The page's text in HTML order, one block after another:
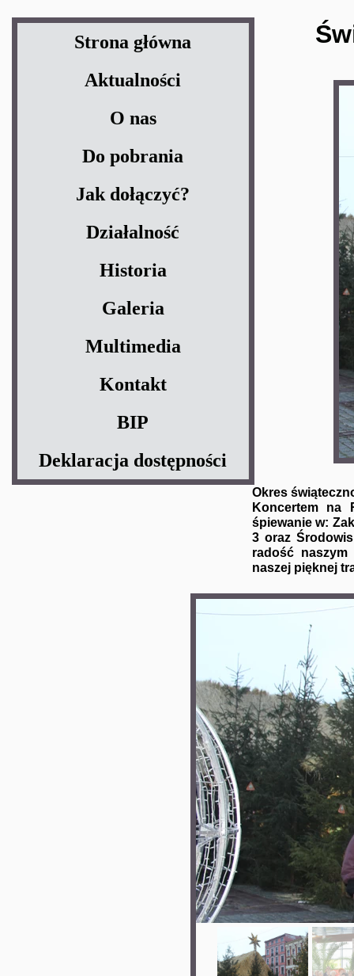
Okres
Koncertem na
śpiewanie w:
3 oraz
radość naszym
naszej pięknej
Strona główna
Aktualności
O nas
Do pobrania
Jak dołączyć?
Działalność
Historia
Galeria
Multimedia
Kontakt
BIP
Deklaracja dostępności